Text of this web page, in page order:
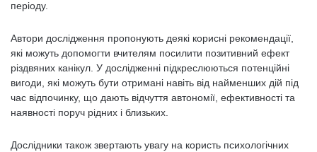
періоду.
Автори дослідження пропонують деякі корисні рекомендації,
які можуть допомогти вчителям посилити позитивний ефект
різдвяних канікул. У дослідженні підкреслюються потенційні
вигоди, які можуть бути отримані навіть від найменших дій під
час відпочинку, що дають відчуття автономії, ефективності та
наявності поруч рідних і близьких.
Дослідники також звертають увагу на користь психологічних